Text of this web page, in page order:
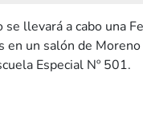
se llevará a cabo una
en un salón de
Especial Nº 501.